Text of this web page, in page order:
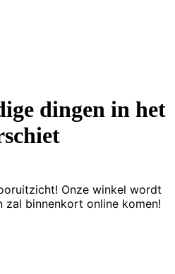
dingen in het
Onze winkel wordt
zal binnenkort online komen!